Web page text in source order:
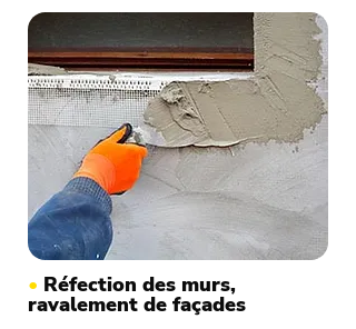
• Réfection des murs,
ravalement de façades